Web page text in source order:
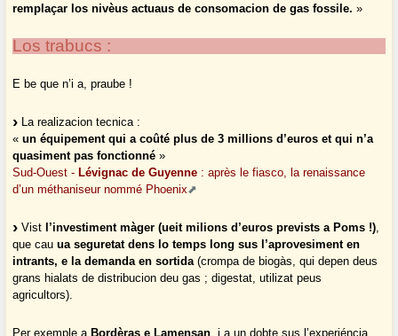
remplaçar los nivèus actuaus de consomacion de gas fossile. »
Los trabucs :
E be que n’i a, praube !
La realizacion tecnica :
«un équipement qui a coûté plus de 3 millions d’euros et qui n’a
quasiment pas fonctionné »
Sud-Ouest - Lévignac de Guyenne : après le fiasco, la renaissance
d’un méthaniseur nommé Phoenix
Vist l’investiment màger (ueit milions d’euros prevists a Poms !),
que cauua seguretat dens lo temps long sus l’aprovesiment en
intrants, e la demanda en sortida(crompa de biogàs, qui depen deus
grans hialats de distribucion deu gas ; digestat, utilizat peus
agricultors).
Per exemple a Bordèras e Lamensan, i a un dobte sus l’experiéncia